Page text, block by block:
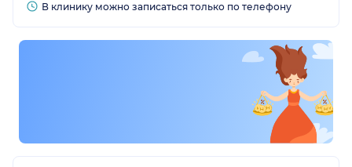
В клинику можно записаться только по телефону